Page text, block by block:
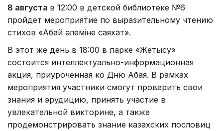
8 августа в 12:00 в детской библиотеке №6
пройдет мероприятие по выразительному чтению
стихов «Абай әлеміне саяхат».
В этот же день в 18:00 в парке «Жетысу»
состоится интеллектуально-информационная
акция, приуроченная ко Дню Абая. В рамках
мероприятия участники смогут проверить свои
знания и эрудицию, принять участие в
увлекательной викторине, а также
продемонстрировать знание казахских пословиц